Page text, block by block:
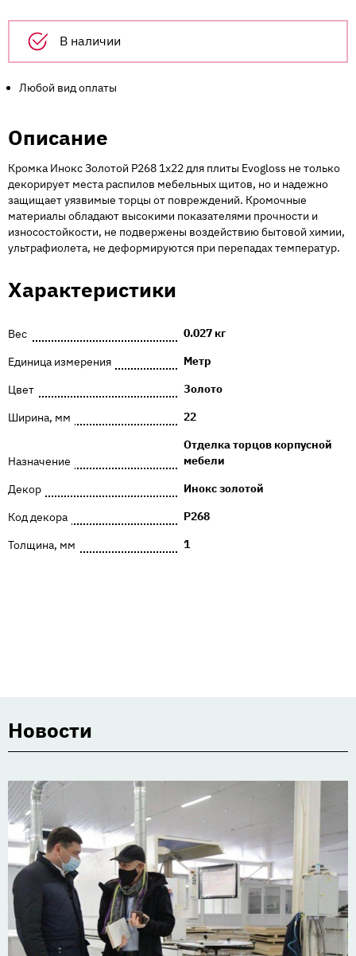
Evogloss
(100)
В наличии
Любой вид оплаты
Описание
Кромка Инокс Золотой P268 1х22 для плиты Evogloss не только
декорирует места распилов мебельных щитов, но и надежно
защищает уязвимые торцы от повреждений. Кромочные
материалы обладают высокими показателями прочности и
износостойкости, не подвержены воздействию бытовой химии,
ультрафиолета, не деформируются при перепадах температур.
Характеристики
Вес
0.027 кг
Единица измерения
Метр
Цвет
Золото
Ширина, мм
22
Назначение
Отделка торцов корпусной
мебели
Декор
Инокс золотой
Код декора
P268
Толщина, мм
1
Новости